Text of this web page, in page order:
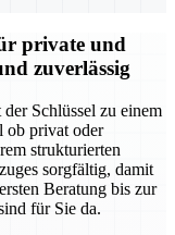
private und
zuverlässig
Schlüssel zu einem
ob privat oder
strukturierten
sorgfältig, damit
Beratung bis zur
für Sie da.